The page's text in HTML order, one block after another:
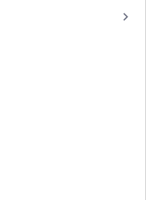
keyboard_arrow_right